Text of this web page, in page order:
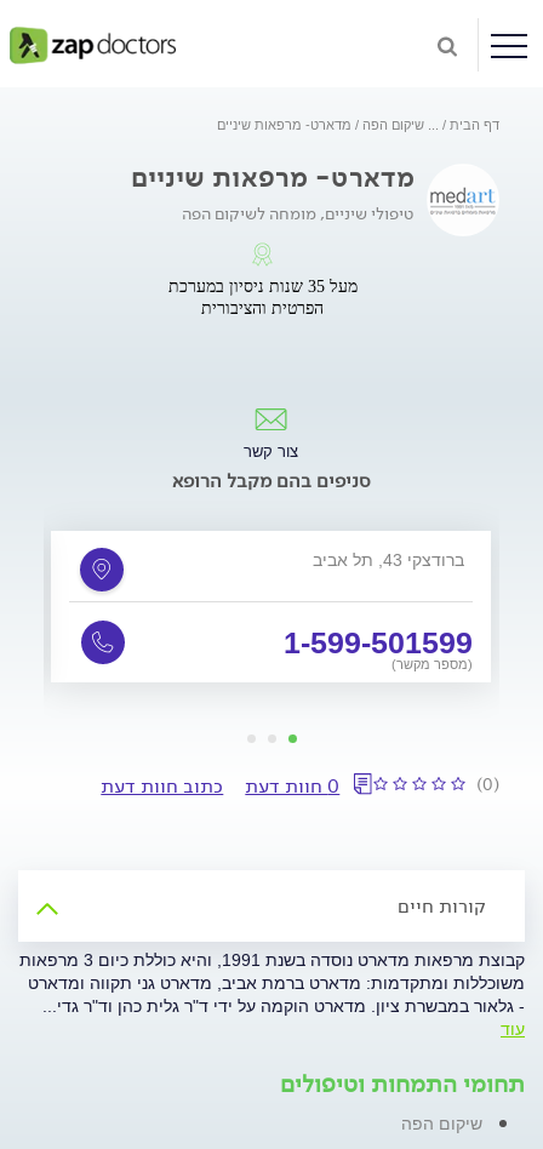
דף הבית שיקום הפה מדארט- מרפאות שיניים
מדארט- מרפאות שיניים
טיפולי שיניים, מומחה לשיקום הפה
מעל 35 שנות ניסיון במערכת
הפרטית והציבורית
צור קשר
סניפים בהם מקבל הרופא
ברודצקי 43, תל אביב
1-599-501599
(מספר מקשר)
(0) 0 חוות דעת כתוב חוות דעת
קורות חיים
קבוצת מרפאות מדארט נוסדה בשנת 1991, והיא כוללת כיום 3 מרפאות
משוכללות ומתקדמות: מדארט ברמת אביב, מדארט גני תקווה ומדארט
- גלאור במבשרת ציון. מדארט הוקמה על ידי ד"ר גלית כהן וד"ר גדי
עוד
תחומי התמחות וטיפולים
שיקום הפה